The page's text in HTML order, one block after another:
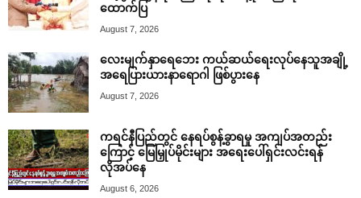
ထောက်ပြ
August 7, 2026
လေးမျက်နှာရေဘေး ကယ်ဆယ်ရေးလုပ်နေသူအချို့
အရေပြားယားနာရောဂါ ဖြစ်ပွားနေ
August 7, 2026
ကရင်နီပြည်တွင် နေရပ်စွန့်ခွာရမှု အကျပ်အတည်း
ကြောင့် မြေမြှုပ်မိုင်းများ အရေးပေါ်ရှင်းလင်းရန်
လိုအပ်နေ
August 6, 2026